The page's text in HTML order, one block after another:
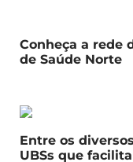
Conheça a rede
de Saúde Norte
Entre os
UBSs que